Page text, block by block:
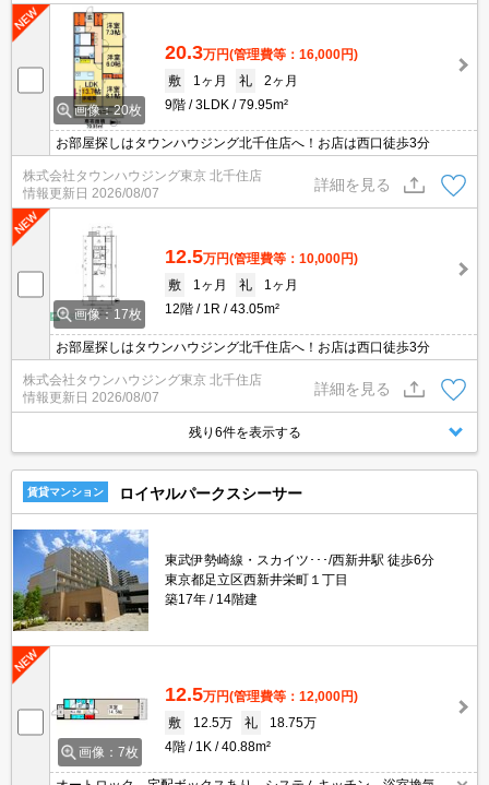
画像：20枚
20.3万円(管理費等：16,000円)
敷
1ヶ月 礼
2ヶ月
9階
3LDK 79.95m²
お部屋探しはタウンハウジング北千住店へ！お店は西口徒歩3分
株式会社タウンハウジング東京 北千住店
情報更新日 2026/08/07
詳細を見る
画像：17枚
12.5万円(管理費等：10,000円)
敷
1ヶ月 礼
1ヶ月
12階
1R 43.05m²
お部屋探しはタウンハウジング北千住店へ！お店は西口徒歩3分
株式会社タウンハウジング東京 北千住店
情報更新日 2026/08/07
詳細を見る
残り6件を表示する
賃貸マンション ロイヤルパークスシーサー
東武伊勢崎線・スカイツ･･･/西新井駅 徒歩6分
東京都足立区西新井栄町１丁目
築17年
14階建
画像：7枚
12.5万円(管理費等：12,000円)
敷
12.5万 礼
18.75万
4階
1K 40.88m²